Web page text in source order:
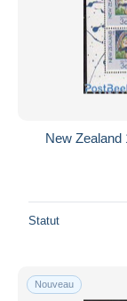
New Zealand
Statut
Nouveau